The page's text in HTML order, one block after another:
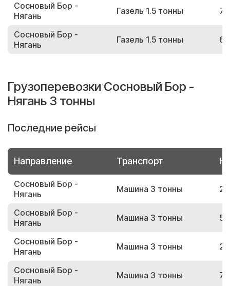
Сосновый Бор -
Нягань
Газель 1.5 тонны
Сосновый Бор -
Нягань
Газель 1.5 тонны
Грузоперевозки Сосновый Бор -
Нягань 3 тонны
Последние рейсы
Направление Транспорт
Сосновый Бор -
Нягань
Машина 3 тонны
Сосновый Бор -
Нягань
Машина 3 тонны
Сосновый Бор -
Нягань
Машина 3 тонны
Сосновый Бор -
Нягань
Машина 3 тонны